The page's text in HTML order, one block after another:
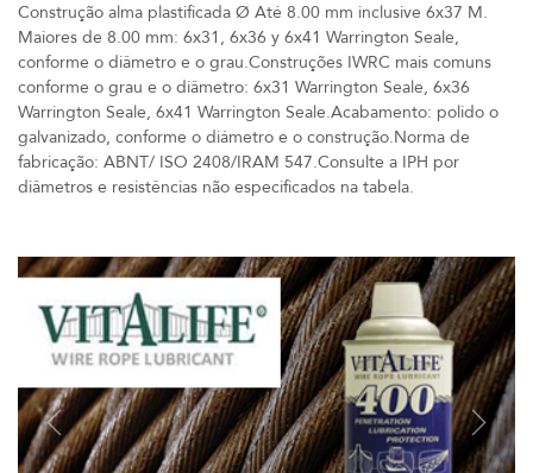
Construção alma plastificada Ø Até 8.00 mm inclusive 6x37 M.
Maiores de 8.00 mm: 6x31, 6x36 y 6x41 Warrington Seale,
conforme o diâmetro e o grau.Construções IWRC mais comuns
conforme o grau e o diâmetro: 6x31 Warrington Seale, 6x36
Warrington Seale, 6x41 Warrington Seale.Acabamento: polido o
galvanizado, conforme o diámetro e o construção.Norma de
fabricação: ABNT/ ISO 2408/IRAM 547.Consulte a IPH por
diâmetros e resistências não especificados na tabela.
Previous Next